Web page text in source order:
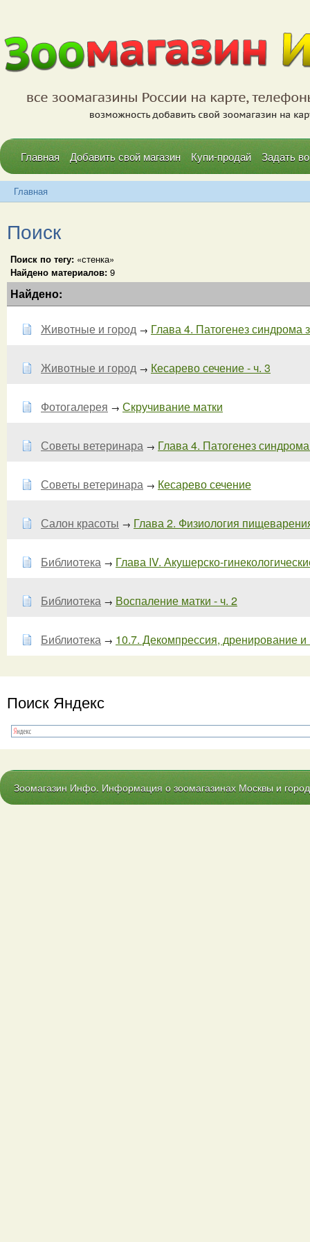
Главная Добавить свой магазин Купи-продай Задать
Главная
Поиск
Поиск по тегу: «стенка»
Найдено материалов: 9
Найдено:
Животные и город → Глава 4. Патогенез синдрома
Животные и город → Кесарево сечение - ч. 3
Фотогалерея → Скручивание матки
Советы ветеринара → Глава 4. Патогенез
Советы ветеринара → Кесарево сечение
Салон красоты → Глава 2. Физиология
Библиотека → Глава IV. Акушерско-
Библиотека → Воспаление матки - ч. 2
Библиотека → 10.7. Декомпрессия, дренирование
Поиск Яндекс
Зоомагазин Инфо. Информация о зоомагазинах Москвы и